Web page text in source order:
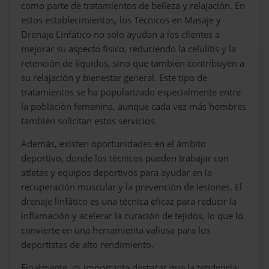
como parte de tratamientos de belleza y relajación. En
estos establecimientos, los Técnicos en Masaje y
Drenaje Linfático no solo ayudan a los clientes a
mejorar su aspecto físico, reduciendo la celulitis y la
retención de líquidos, sino que también contribuyen a
su relajación y bienestar general. Este tipo de
tratamientos se ha popularizado especialmente entre
la población femenina, aunque cada vez más hombres
también solicitan estos servicios.
Además, existen oportunidades en el ámbito
deportivo, donde los técnicos pueden trabajar con
atletas y equipos deportivos para ayudar en la
recuperación muscular y la prevención de lesiones. El
drenaje linfático es una técnica eficaz para reducir la
inflamación y acelerar la curación de tejidos, lo que lo
convierte en una herramienta valiosa para los
deportistas de alto rendimiento.